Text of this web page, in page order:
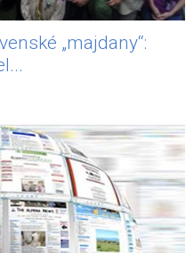
„majdany“: